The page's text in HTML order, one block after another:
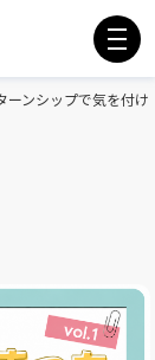
ンシップで気を付け